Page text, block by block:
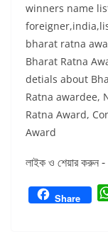
winners name
bharat ratna
Bharat Ratna
detials about
Ratna awardee,
Ratna Award,
Award
লাইক ও শেয়ার করুন -
Share